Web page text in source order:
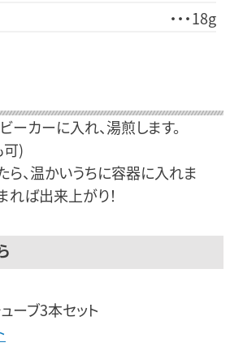
18g
ーカーに入れ、湯煎します。
可)
ら、温かいうちに容器に入れま
れば出来上がり！
ーブ3本セット